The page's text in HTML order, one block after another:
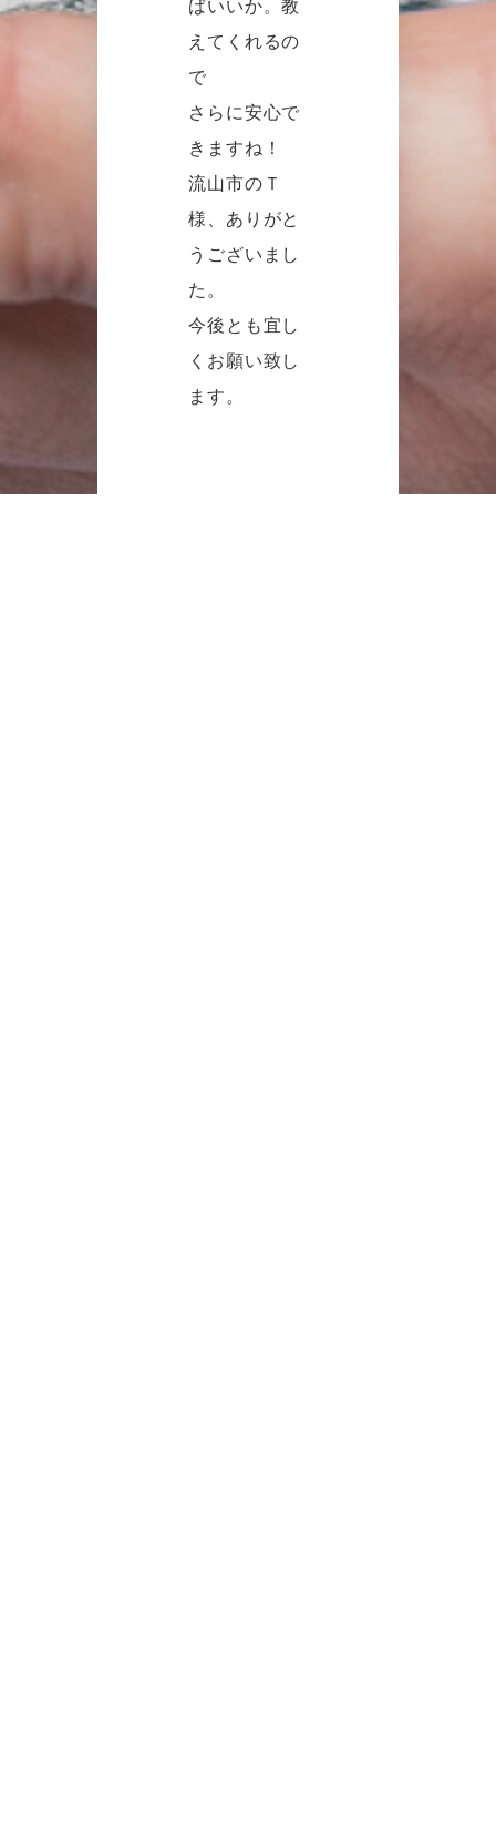
ばいいか。教
えてくれるの
で
さらに安心で
きますね！
流山市のＴ
様、ありがと
うございまし
た。
今後とも宜し
くお願い致し
ます。